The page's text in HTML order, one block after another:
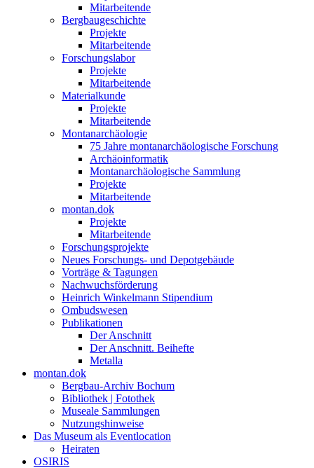
Mitarbeitende
Bergbaugeschichte
Projekte
Mitarbeitende
Forschungslabor
Projekte
Mitarbeitende
Materialkunde
Projekte
Mitarbeitende
Montanarchäologie
75 Jahre montanarchäologische Forschung
Archäoinformatik
Montanarchäologische Sammlung
Projekte
Mitarbeitende
montan.dok
Projekte
Mitarbeitende
Forschungsprojekte
Neues Forschungs- und Depotgebäude
Vorträge & Tagungen
Nachwuchsförderung
Heinrich Winkelmann Stipendium
Ombudswesen
Publikationen
Der Anschnitt
Der Anschnitt. Beihefte
Metalla
montan.dok
Bergbau-Archiv Bochum
Bibliothek | Fotothek
Museale Sammlungen
Nutzungshinweise
Das Museum als Eventlocation
Heiraten
OSIRIS